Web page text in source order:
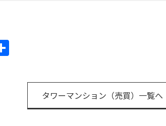
タワーマンション（売買）一覧へ